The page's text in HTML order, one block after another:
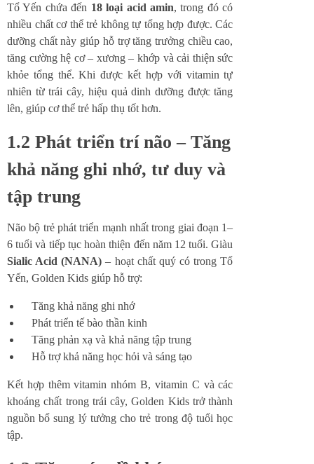
Tổ Yến chứa đến 18 loại acid amin, trong đó có
nhiều chất cơ thể trẻ không tự tổng hợp được. Các
dưỡng chất này giúp hỗ trợ tăng trưởng chiều cao,
tăng cường hệ cơ – xương – khớp và cải thiện sức
khỏe tổng thể. Khi được kết hợp với vitamin tự
nhiên từ trái cây, hiệu quả dinh dưỡng được tăng
lên, giúp cơ thể trẻ hấp thụ tốt hơn.
1.2 Phát triển trí não – Tăng
khả năng ghi nhớ, tư duy và
tập trung
Não bộ trẻ phát triển mạnh nhất trong giai đoạn 1–
6 tuổi và tiếp tục hoàn thiện đến năm 12 tuổi. Giàu
Sialic Acid (NANA) – hoạt chất quý có trong Tổ
Yến, Golden Kids giúp hỗ trợ:
Tăng khả năng ghi nhớ
Phát triển tế bào thần kinh
Tăng phản xạ và khả năng tập trung
Hỗ trợ khả năng học hỏi và sáng tạo
Kết hợp thêm vitamin nhóm B, vitamin C và các
khoáng chất trong trái cây, Golden Kids trở thành
nguồn bổ sung lý tưởng cho trẻ trong độ tuổi học
tập.